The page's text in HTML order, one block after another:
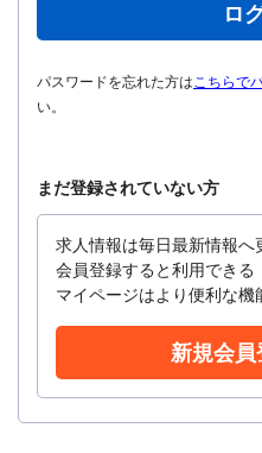
ロ
パスワードを忘れた方はこちらで
い。
まだ登録されていない方
求人情報は毎日最新情報へ
会員登録すると利用できる
マイページはより便利な機
新規会員